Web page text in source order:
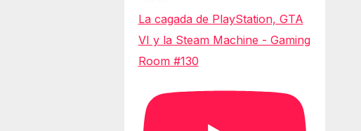
La cagada de PlayStation, GTA
VI y la Steam Machine - Gaming
Room #130